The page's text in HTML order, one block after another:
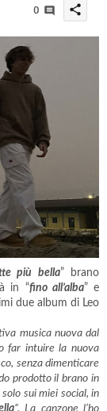
0 share
più bella” brano
in “fino all’alba” e
due album di Leo
musica nuova dal
far intuire la nuova
senza dimenticare
prodotto il brano in
sui miei social, in
”. La canzone l’ho